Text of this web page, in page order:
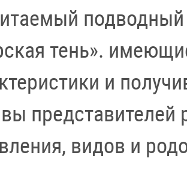
подводный
тень».
и
представителей
видов и